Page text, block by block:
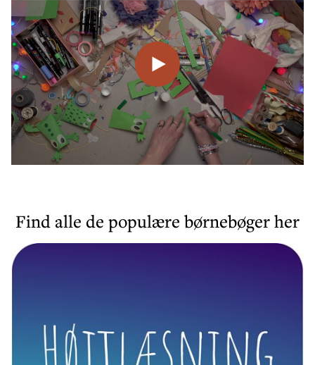
Find alle de populære børnebøger her